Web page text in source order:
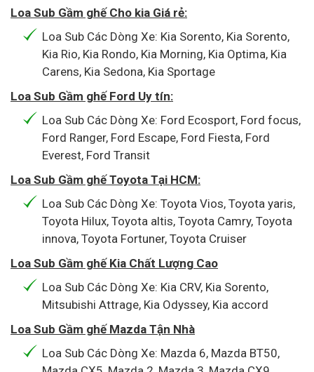
Loa Sub Gầm ghế Cho kia Giá rẻ:
Loa Sub Các Dòng Xe: Kia Sorento, Kia Sorento,
Kia Rio, Kia Rondo, Kia Morning, Kia Optima, Kia
Carens, Kia Sedona, Kia Sportage
Loa Sub Gầm ghế Ford Uy tín:
Loa Sub Các Dòng Xe: Ford Ecosport, Ford focus,
Ford Ranger, Ford Escape, Ford Fiesta, Ford
Everest, Ford Transit
Loa Sub Gầm ghế Toyota Tại HCM:
Loa Sub Các Dòng Xe: Toyota Vios, Toyota yaris,
Toyota Hilux, Toyota altis, Toyota Camry, Toyota
innova, Toyota Fortuner, Toyota Cruiser
Loa Sub Gầm ghế Kia Chất Lượng Cao
Loa Sub Các Dòng Xe: Kia CRV, Kia Sorento,
Mitsubishi Attrage, Kia Odyssey, Kia accord
Loa Sub Gầm ghế Mazda Tận Nhà
Loa Sub Các Dòng Xe: Mazda 6, Mazda BT50,